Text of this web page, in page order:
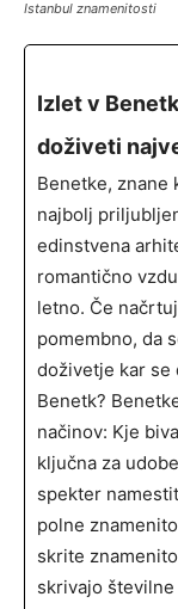
Istanbul znamenitosti
Izlet v
doživeti
​Benetke, znane
najbolj
edinstvena
romantično
letno. Če
pomembno, da
doživetje kar se
Benetk?
načinov:​ Kje
ključna za
spekter
polne
skrite
skrivajo